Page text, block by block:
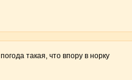
такая, что впору в норку